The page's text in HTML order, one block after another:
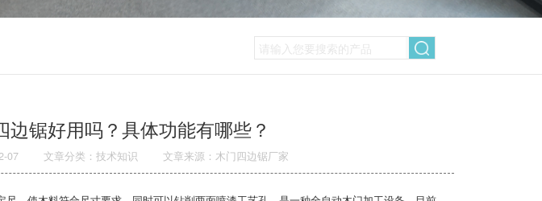
边锯好用吗？具体功能有哪些？
07 文章分类：技术知识 文章来源：木门四边锯厂家